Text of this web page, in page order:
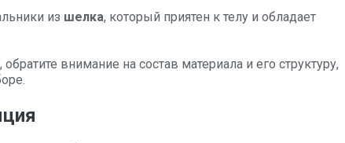
из шелка, который приятен к телу и обладает
внимание на состав материала и его структуру,